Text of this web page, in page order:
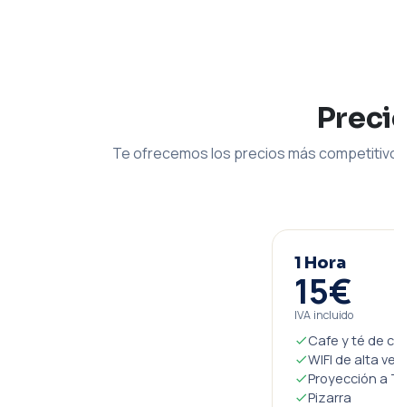
Te ofrecemos los precios más
1 Hora
15€
IVA incluido
Cafe y té de
WIFI de alta
Proyección a
Pizarra